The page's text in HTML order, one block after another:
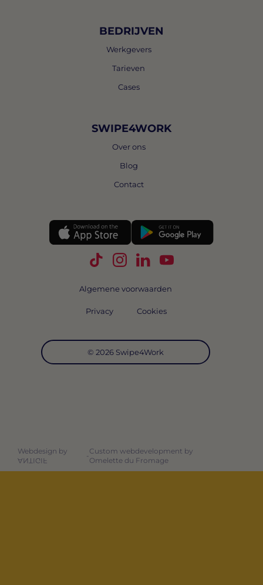
BEDRIJVEN
Werkgevers
Tarieven
Cases
SWIPE4WORK
Over ons
Blog
Contact
Volg Swipe4Work op TikTok
Volg Swipe4Work op
Volg Swipe4Work op
Volg Swipe4Work
© 2026 Swipe4Work
Algemene voorwaarden
Privacy Cookies
Webdesign by
ANTIGIF
-
Custom webdevelopment by
Omelette du Fromage